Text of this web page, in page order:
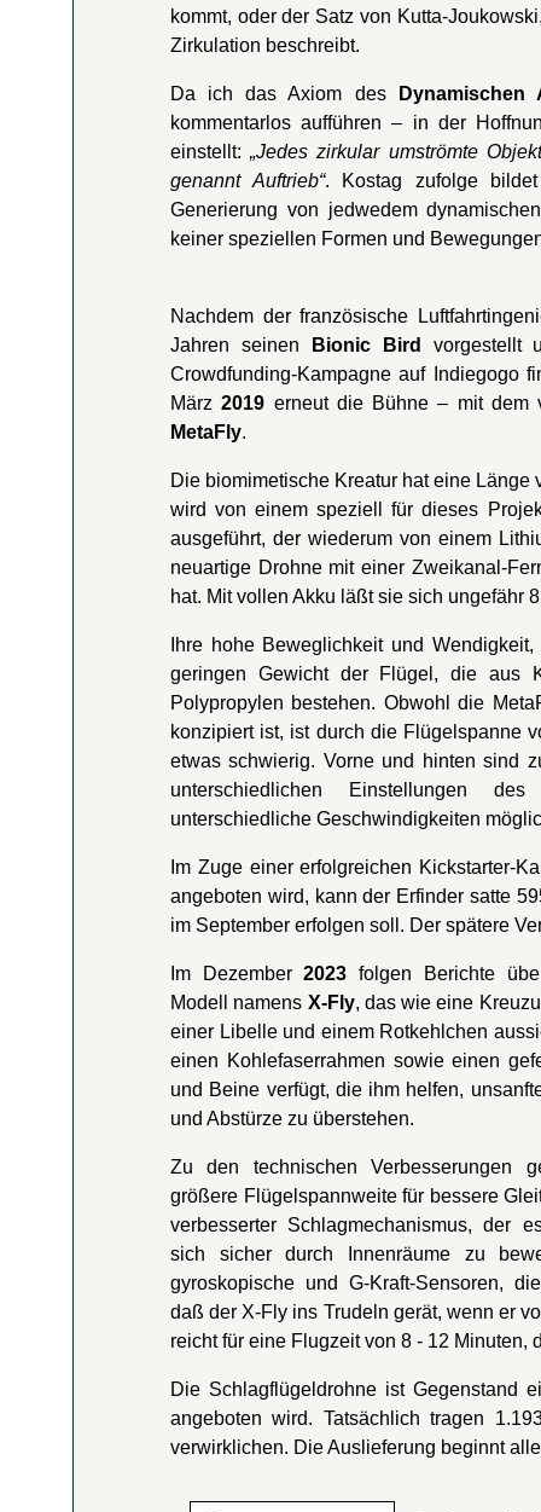
kommt, oder der Satz von Kutta-
Zirkulation beschreibt.
Da ich das Axiom des
Dynamischen
kommentarlos aufführen – in der
einstellt: „Jedes zirkular umströmte
genannt Auftrieb“. Kostag zufolge
Generierung von jedwedem
keiner speziellen Formen und
Nachdem der französische
Jahren seinen
Bionic Bird
vorgestellt
Crowdfunding-Kampagne auf Indiegogo
März2019 erneut die Bühne – mit dem
MetaFly.
Die biomimetische Kreatur hat eine
wird von einem speziell für dieses
ausgeführt, der wiederum von einem
neuartige Drohne mit einer Zweikanal-
hat. Mit vollen Akku läßt sie sich ungefähr
Ihre hohe Beweglichkeit und
geringen Gewicht der Flügel, die aus
Polypropylen bestehen. Obwohl die
konzipiert ist, ist durch die Flügelspanne
etwas schwierig. Vorne und hinten sind
unterschiedlichen Einstellungen
unterschiedliche Geschwindigkeiten
Im Zuge einer erfolgreichen Kickstarter-
angeboten wird, kann der Erfinder satte
im September erfolgen soll. Der spätere
Im Dezember2023 folgen Berichte
Modell namens X-Fly, das wie eine
einer Libelle und einem Rotkehlchen
einen Kohlefaserrahmen sowie einen
und Beine verfügt, die ihm helfen,
und Abstürze zu überstehen.
Zu den technischen Verbesserungen
größere Flügelspannweite für bessere
verbesserter Schlagmechanismus, der
sich sicher durch Innenräume zu
gyroskopische und G-Kraft-Sensoren,
daß der X-Fly ins Trudeln gerät, wenn er
reicht für eine Flugzeit von 8 - 12
Die Schlagflügeldrohne ist Gegenstand
angeboten wird. Tatsächlich tragen
verwirklichen. Die Auslieferung beginnt